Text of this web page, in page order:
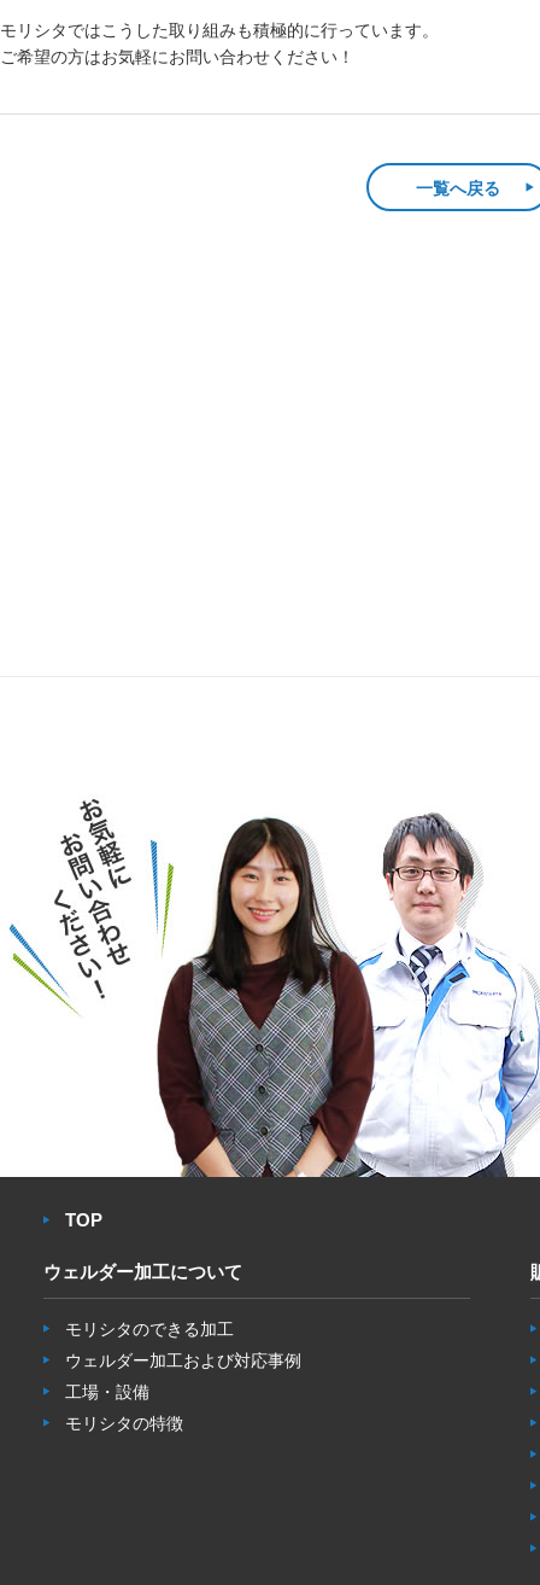
モリシタではこうした取り組みも積極的に行っています。
ご希望の方はお気軽にお問い合わせください！
一覧へ戻る
TOP
ウェルダー加工について
モリシタのできる加工
ウェルダー加工および対応事例
工場・設備
モリシタの特徴